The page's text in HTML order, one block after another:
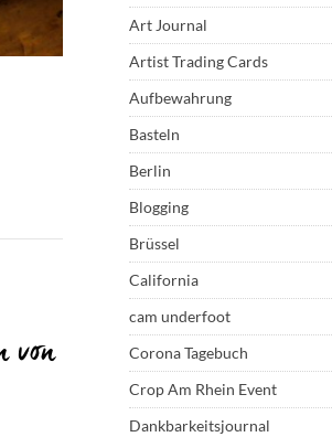
von
Art Journal
Artist Trading Cards
Aufbewahrung
Basteln
Berlin
Blogging
Brüssel
California
cam underfoot
Corona Tagebuch
Crop Am Rhein Event
Dankbarkeitsjournal